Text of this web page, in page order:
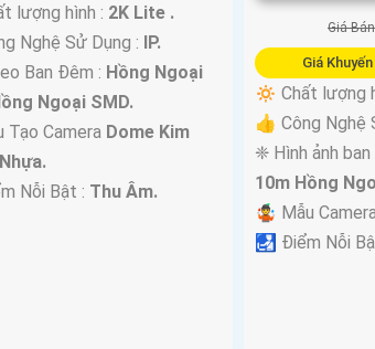
lượng hình : 2K Lite .
Nghệ Sử Dụng : IP.
Ban Đêm : Hồng Ngoại
Ngoại SMD.
Tạo Camera Dome Kim
Nỗi Bật : Thu Âm.
Giá
Giá
🔅 Chất lượng
👍 Công Nghệ
❈ Hình ảnh ban
10m Hồng
🤹 Mẫu
️🛃 Điểm Nỗi